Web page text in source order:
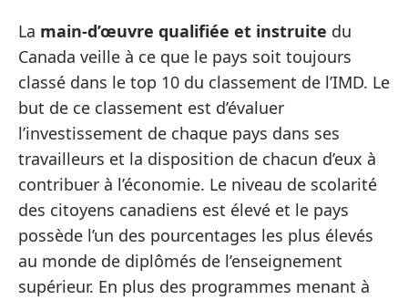
La main-d’œuvre qualifiée et instruite du
Canada veille à ce que le pays soit toujours
classé dans le top 10 du classement de l’IMD. Le
but de ce classement est d’évaluer
l’investissement de chaque pays dans ses
travailleurs et la disposition de chacun d’eux à
contribuer à l’économie. Le niveau de scolarité
des citoyens canadiens est élevé et le pays
possède l’un des pourcentages les plus élevés
au monde de diplômés de l’enseignement
supérieur. En plus des programmes menant à